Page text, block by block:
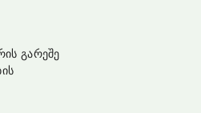
გარეშე